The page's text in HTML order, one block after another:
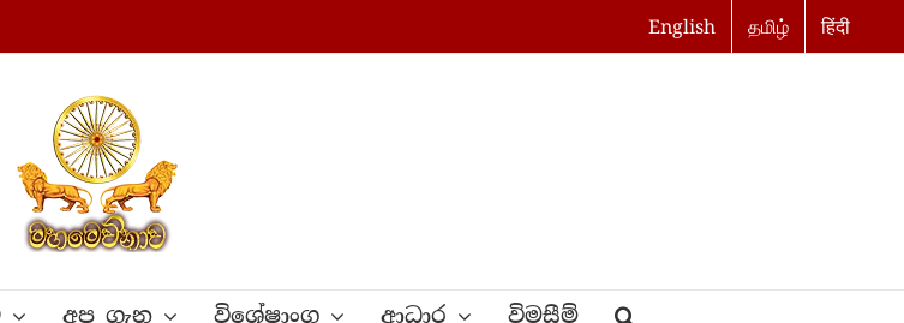
English தமிழ் हिंदी
අප ගැන විශේෂාංග ආධාර විමසීම්